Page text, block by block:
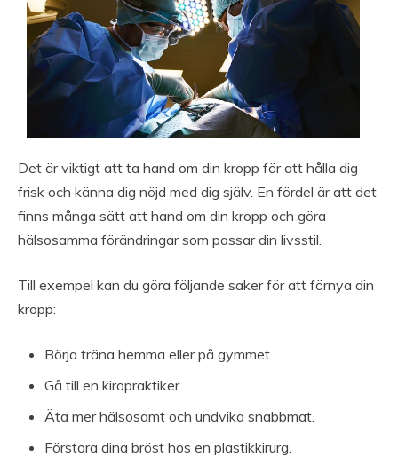
Det är viktigt att ta hand om din kropp för att hålla dig
frisk och känna dig nöjd med dig själv. En fördel är att det
finns många sätt att hand om din kropp och göra
hälsosamma förändringar som passar din livsstil.
Till exempel kan du göra följande saker för att förnya din
kropp:
Börja träna hemma eller på gymmet.
Gå till en kiropraktiker.
Äta mer hälsosamt och undvika snabbmat.
Förstora dina bröst hos en plastikkirurg.